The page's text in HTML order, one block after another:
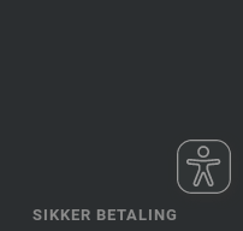
SIKKER BETALING